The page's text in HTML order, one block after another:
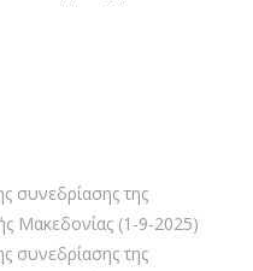
συνεδρίασης της
Μακεδονίας (1-9-2025)
συνεδρίασης της